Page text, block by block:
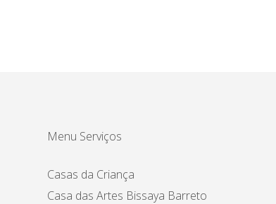
Menu Serviços
Casas da Criança
Casa das Artes Bissaya Barreto